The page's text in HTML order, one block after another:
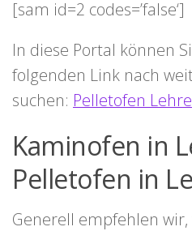
[sam id=2 codes=’false‘]
In diese Portal können
folgenden Link nach
suchen: Pelletofen Lehre
Kaminofen in
Pelletofen in
Generell empfehlen